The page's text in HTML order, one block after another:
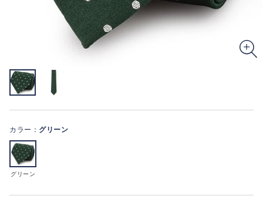
カラー： グリーン
グリーン